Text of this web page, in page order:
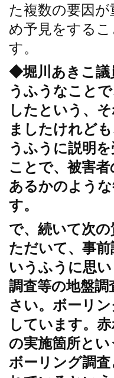
た複数の要因
め予見をする
す。
◆堀川あきこ議
うふうなこと
したという、
ましたけれど
うふうに説明
ことで、被害
あるかのよう
す。
で、続いて次
ただいて、事
いうふうに思
調査等の地盤
さい。ボーリ
しています。
の実施箇所と
ボーリング調